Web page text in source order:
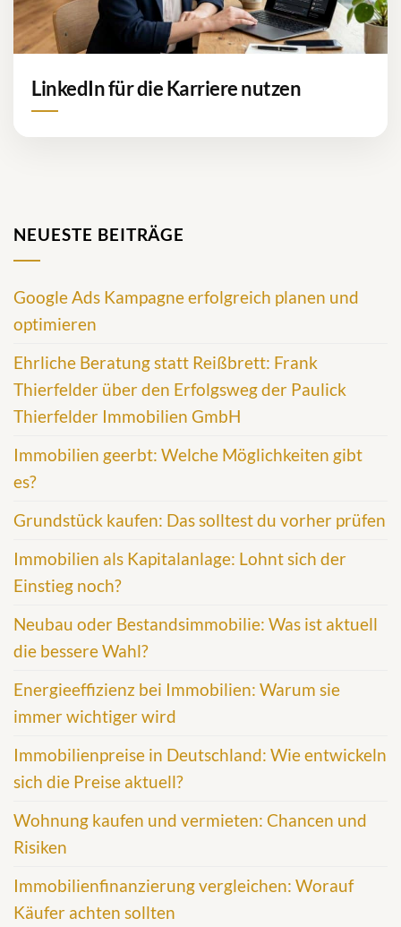
LinkedIn für die Karriere nutzen
NEUESTE BEITRÄGE
Google Ads Kampagne erfolgreich planen und
optimieren
Ehrliche Beratung statt Reißbrett: Frank
Thierfelder über den Erfolgsweg der Paulick
Thierfelder Immobilien GmbH
Immobilien geerbt: Welche Möglichkeiten gibt
es?
Grundstück kaufen: Das solltest du vorher prüfen
Immobilien als Kapitalanlage: Lohnt sich der
Einstieg noch?
Neubau oder Bestandsimmobilie: Was ist aktuell
die bessere Wahl?
Energieeffizienz bei Immobilien: Warum sie
immer wichtiger wird
Immobilienpreise in Deutschland: Wie entwickeln
sich die Preise aktuell?
Wohnung kaufen und vermieten: Chancen und
Risiken
Immobilienfinanzierung vergleichen: Worauf
Käufer achten sollten